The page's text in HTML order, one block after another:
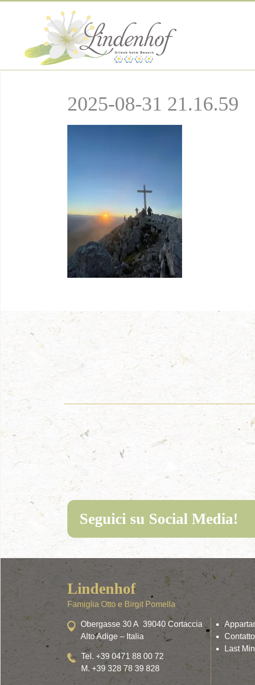
2025-08-31 21.16.59
Seguici su Social Media!
Lindenhof
Famiglia Otto e Birgit Pomella
Obergasse 30 A 39040 Cortaccia
Alto Adige – Italia
Tel. +39 0471 88 00 72
M. +39 328 78 39 828
Contatto
Last